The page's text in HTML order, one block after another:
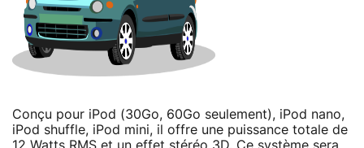
Conçu pour iPod (30Go, 60Go seulement), iPod nano,
iPod shuffle, iPod mini, il offre une puissance totale de
12 Watts RMS et un effet stéréo 3D. Ce système sera